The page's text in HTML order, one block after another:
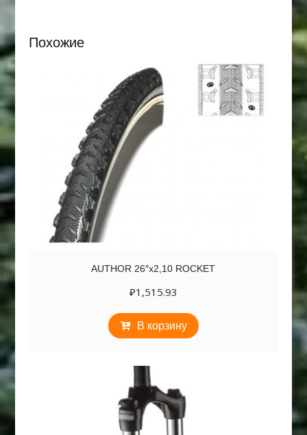
Похожие
AUTHOR 26″х2,10 ROCKET
₽1,515.93
В корзину